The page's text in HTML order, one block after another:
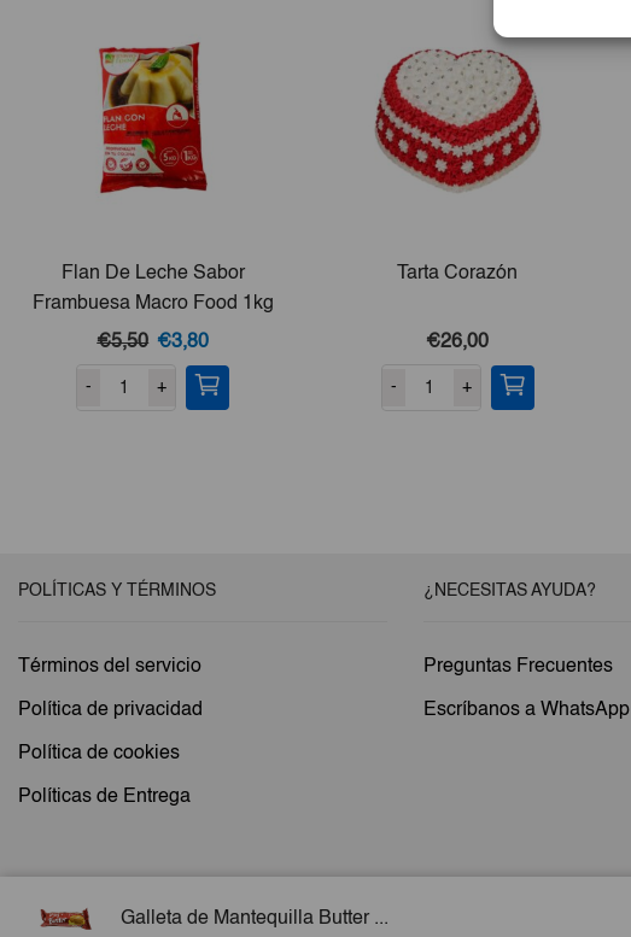
Flan De Leche Sabor
Frambuesa Macro Food 1kg
€5,50 El
precio
original
€3,80El
precio
actual
- +
Tarta Corazón
€26,00
- +
POLÍTICAS Y TÉRMINOS
Términos del servicio
Política de privacidad
Política de cookies
Políticas de Entrega
¿NECESITAS AYUDA?
Preguntas Frecuentes
Escríbanos a WhatsApp
Copyright © 2026 Esencial Pack. Todos los derechos reservados
Galleta de Mantequilla Butter ...